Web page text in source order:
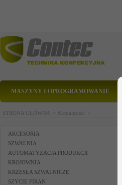
MASZYNY I OPROGRAMOWANIE
STRONA GŁÓWNA > Aktualności >
AKCESORIA
SZWALNIA
AUTOMATYZACJA PRODUKCJI
KROJOWNIA
KRZESŁA SZWALNICZE
SZYCIE FIRAN